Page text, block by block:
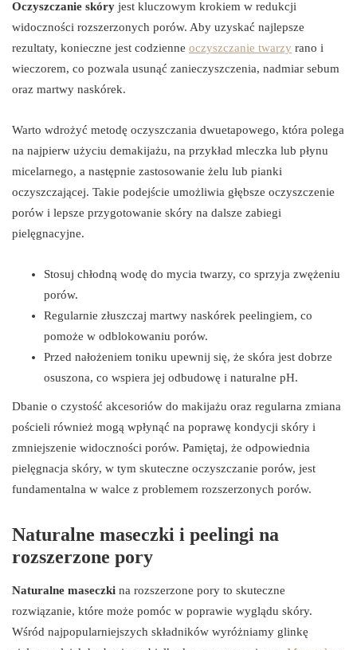
Oczyszczanie skóry jest kluczowym krokiem w redukcji
widoczności rozszerzonych porów. Aby uzyskać najlepsze
rezultaty, konieczne jest codzienne oczyszczanie twarzy rano i
wieczorem, co pozwala usunąć zanieczyszczenia, nadmiar sebum
oraz martwy naskórek.
Warto wdrożyć metodę oczyszczania dwuetapowego, która polega
na najpierw użyciu demakijażu, na przykład mleczka lub płynu
micelarnego, a następnie zastosowanie żelu lub pianki
oczyszczającej. Takie podejście umożliwia głębsze oczyszczenie
porów i lepsze przygotowanie skóry na dalsze zabiegi
pielęgnacyjne.
Stosuj chłodną wodę do mycia twarzy, co sprzyja zwężeniu
porów.
Regularnie złuszczaj martwy naskórek peelingiem, co
pomoże w odblokowaniu porów.
Przed nałożeniem toniku upewnij się, że skóra jest dobrze
osuszona, co wspiera jej odbudowę i naturalne pH.
Dbanie o czystość akcesoriów do makijażu oraz regularna zmiana
pościeli również mogą wpłynąć na poprawę kondycji skóry i
zmniejszenie widoczności porów. Pamiętaj, że odpowiednia
pielęgnacja skóry, w tym skuteczne oczyszczanie porów, jest
fundamentalna w walce z problemem rozszerzonych porów.
Naturalne maseczki i peelingi na
rozszerzone pory
Naturalne maseczki na rozszerzone pory to skuteczne
rozwiązanie, które może pomóc w poprawie wyglądu skóry.
Wśród najpopularniejszych składników wyróżniamy glinkę